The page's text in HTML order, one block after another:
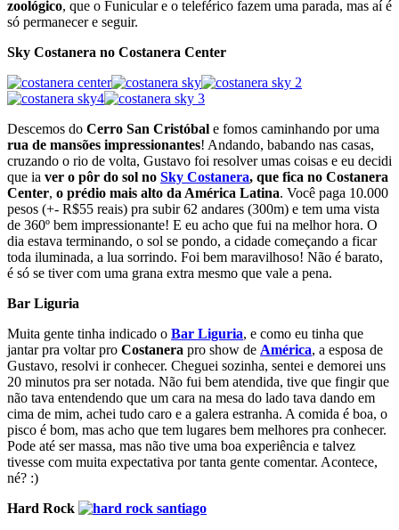
zoológico, que o Funicular e o teleférico fazem uma parada, mas aí é
só permanecer e seguir.
Sky Costanera no Costanera Center
Descemos do Cerro San Cristóbal e fomos caminhando por uma
rua de mansões impressionantes! Andando, babando nas casas,
cruzando o rio de volta, Gustavo foi resolver umas coisas e eu decidi
que ia ver o pôr do sol no Sky Costanera, que fica no Costanera
Center, o prédio mais alto da América Latina. Você paga 10.000
pesos (+- R$55 reais) pra subir 62 andares (300m) e tem uma vista
de 360º bem impressionante! E eu acho que fui na melhor hora. O
dia estava terminando, o sol se pondo, a cidade começando a ficar
toda iluminada, a lua sorrindo. Foi bem maravilhoso! Não é barato,
é só se tiver com uma grana extra mesmo que vale a pena.
Bar Liguria
Muita gente tinha indicado o Bar Liguria, e como eu tinha que
jantar pra voltar pro Costanera pro show de América, a esposa de
Gustavo, resolvi ir conhecer. Cheguei sozinha, sentei e demorei uns
20 minutos pra ser notada. Não fui bem atendida, tive que fingir que
não tava entendendo que um cara na mesa do lado tava dando em
cima de mim, achei tudo caro e a galera estranha. A comida é boa, o
pisco é bom, mas acho que tem lugares bem melhores pra conhecer.
Pode até ser massa, mas não tive uma boa experiência e talvez
tivesse com muita expectativa por tanta gente comentar. Acontece,
né? :)
Hard Rock